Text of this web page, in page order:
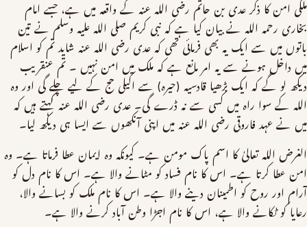
ملکی امن کا ذکر عدی بن حاتم رضی اللہ عنہ کے واقعہ میں ہے، جسے امام
بخاری رحمہ اللہ نے بیان کیا ہے کہ نبی کریم صلی اللہ علیہ وسلم نے تین
باتوں میں سے ایک یہ بھی فرمائی تھی کہ عدی رضی اللہ عنہ شاید تم کو اسلام
میں داخل ہونے سے یہ امر مانع ہے کہ ملک میں امن نہیں ۔ تم عنقریب
دیکھ لو گے کہ ایک بڑھیا قادسیہ (حیرہ) سے اکیلی حج کے لیے چلے گی اور وہ
اللہ کے سوا راہ میں کسی سے نہ ڈرے گی۔ عدی رضی اللہ عنہ کہتے ہیں کہ
میں نے عہد فاروقی رضی اللہ عنہ میں اپنی آنکھوں سے ایسا ہی دیکھ لیا۔
الغرض اللہ تعالیٰ کا اسم پاک مومن ہے۔ کیونکہ وہ ایمان عطا فرماتا ہے۔ وہ
امن عطا کرتا ہے۔ اس کا نام فساد کو مٹانے والا ہے۔ اس کا نام دل کو
آرام اور روح کو اطمینان دینے والا ہے۔ اس کا نام ملک کو بسانے والا،
رعایا کو ٹکانے والا ہے، اس کا نام اجڑا وطن آباد کرنے والا ہے۔